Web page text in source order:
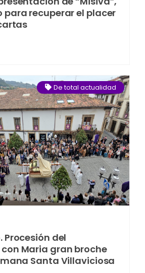
para recuperar el placer
De total actualidad
Procesión del
Maria gran broche
Santa Villaviciosa